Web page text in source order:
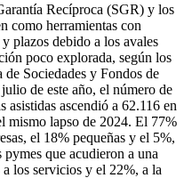
Recíproca (SGR) y los
como herramientas con
plazos debido a los avales
poco explorada, según los
Sociedades y Fondos de
de este año, el número de
asistidas ascendió a 62.116 en
mismo lapso de 2024. El 77%
el 18% pequeñas y el 5%,
que acudieron a una
los servicios y el 22%, a la